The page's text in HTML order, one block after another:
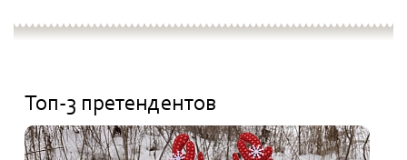
Топ-3 претендентов